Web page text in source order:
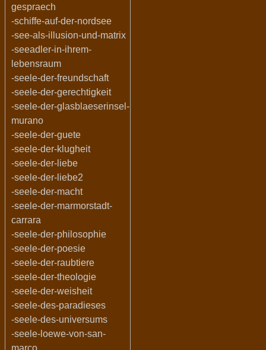
gespraech
-schiffe-auf-der-nordsee
-see-als-illusion-und-matrix
-seeadler-in-ihrem-
lebensraum
-seele-der-freundschaft
-seele-der-gerechtigkeit
-seele-der-glasblaeserinsel-
murano
-seele-der-guete
-seele-der-klugheit
-seele-der-liebe
-seele-der-liebe2
-seele-der-macht
-seele-der-marmorstadt-
carrara
-seele-der-philosophie
-seele-der-poesie
-seele-der-raubtiere
-seele-der-theologie
-seele-der-weisheit
-seele-des-paradieses
-seele-des-universums
-seele-loewe-von-san-